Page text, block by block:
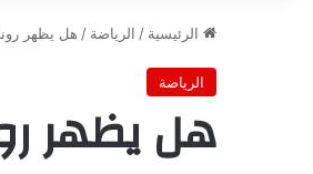
الرئيسية / الرياضة / هل يظهر
الرياضة
هل يظهر